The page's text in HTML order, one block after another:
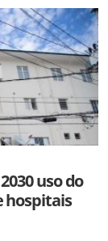
uso do
hospitais